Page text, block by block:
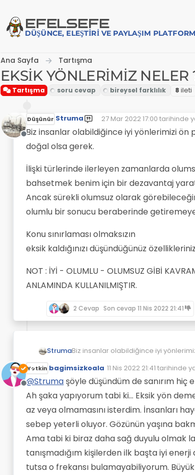
EFELSEFE
DÜŞÜNCE, ELEŞTIRI VE PAYLAŞIM
Ana Sayfa Tartışma
EKSİK YÖNLERİMİZ NELER
Tartışma 8i̇leti
Çevrimdışı
Düşünür Struma 27 Mar 2022 17:00 tarihinde
Son düzenleyen: Struma
Biz insanlar olabildiğince iyi yönlerimizi ön
doğal olsa gerek.
İlişki türlerinde ilerleyen zamanlarda
bahsetmek benim için bir dezavantaj
Ancak sürekli olumsuz olarak
olumlu bir sonucu beraberinde
Konu sınırlaması olmaksızın
eksik kaldığınızı düşündüğünüz
NOT : İYİ - OLUMLU - OLUMSUZ GİBİ
ANLAMINDA KULLANILMIŞTIR.
2 Cevap Son cevap 11 Nis 2022 21:41
StrumaBiz insanlar olabildiğince iyi yönlerimizi ön plana
İlişki türlerinde ilerleyen zamanlarda
bahsetmek benim için bir
Ancak sürekli olumsuz olarak
bir sonucu beraberinde
Konu sınırlaması olmaksızın
eksik kaldığınızı düşündüğünüz
NOT : İYİ - OLUMLU - OLUMSUZ GİBİ
KULLANILMIŞTIR.
Çevrimdışı
Yetkin bagimsizkoala 11 Nis 2022 21:41 tarihinde
Son düzenleyen:
@Struma şöyle düşündüm de sanırım
Ah şaka yapıyorum tabi ki... Eksik yön
az veya olmamasını isterdim. İnsanları
sebep yeterli oluyor. Gözünün yaşına
Ama tabi ki biraz daha sağ duyulu olmak
tanışmadığım kişilerden ilk başta iyi
tutsa o frekansı bulamayabiliyorum.